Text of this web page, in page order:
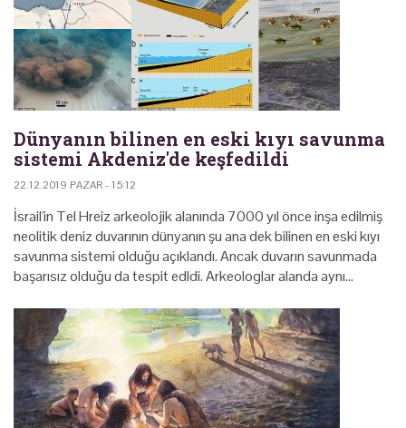
Dünyanın bilinen en eski kıyı savunma
sistemi Akdeniz'de keşfedildi
22.12.2019 PAZAR - 15:12
İsrail'in Tel Hreiz arkeolojik alanında 7000 yıl önce inşa edilmiş
neolitik deniz duvarının dünyanın şu ana dek bilinen en eski kıyı
savunma sistemi olduğu açıklandı. Ancak duvarın savunmada
başarısız olduğu da tespit edldi. Arkeologlar alanda aynı…